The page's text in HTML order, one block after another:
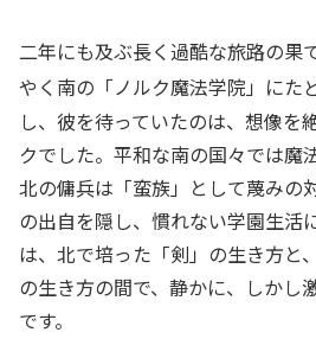
二年にも及ぶ長く過酷な旅路の果
やく南の「ノルク魔法学院」にた
し、彼を待っていたのは、想像を
クでした。平和な南の国々では魔
北の傭兵は「蛮族」として蔑みの
の出自を隠し、慣れない学園生活
は、北で培った「剣」の生き方と
の生き方の間で、静かに、しかし
です。